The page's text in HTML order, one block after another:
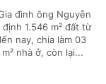
đình ông Nguyễn
1.546 m² đất từ
nay, chia làm 03
nhà ở, còn lại...